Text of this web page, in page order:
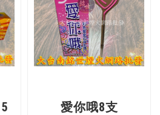
愛你哦8支